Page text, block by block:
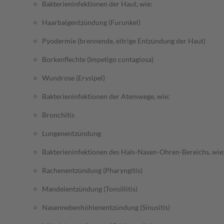
Bakterieninfektionen der Haut, wie:
Haarbalgentzündung (Furunkel)
Pyodermie (brennende, eitrige Entzündung der Haut)
Borkenflechte (Impetigo contagiosa)
Wundrose (Erysipel)
Bakterieninfektionen der Atemwege, wie:
Bronchitis
Lungenentzündung
Bakterieninfektionen des Hals-Nasen-Ohren-Bereichs,
Rachenentzündung (Pharyngitis)
Mandelentzündung (Tonsillitis)
Nasennebenhöhlenentzündung (Sinusitis)